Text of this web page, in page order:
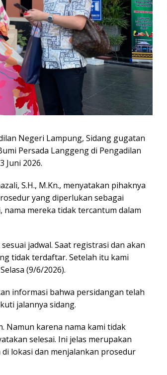
Negeri Lampung, Sidang gugatan
Persada Langgeng di Pengadilan
Juni 2026.
S.H., M.Kn., menyatakan pihaknya
yang diperlukan sebagai
mereka tidak tercantum dalam
jadwal. Saat registrasi dan akan
tidak terdaftar. Setelah itu kami
(9/6/2026).
informasi bahwa persidangan telah
jalannya sidang.
Namun karena nama kami tidak
selesai. Ini jelas merupakan
lokasi dan menjalankan prosedur